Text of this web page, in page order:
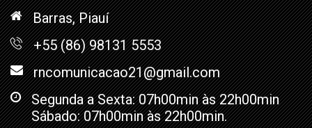
Barras, Piauí
+55 (86) 98131 5553
rncomunicacao21@gmail.com
Segunda a Sexta: 07h00min às 22h00min
Sábado: 07h00min às 22h00min.